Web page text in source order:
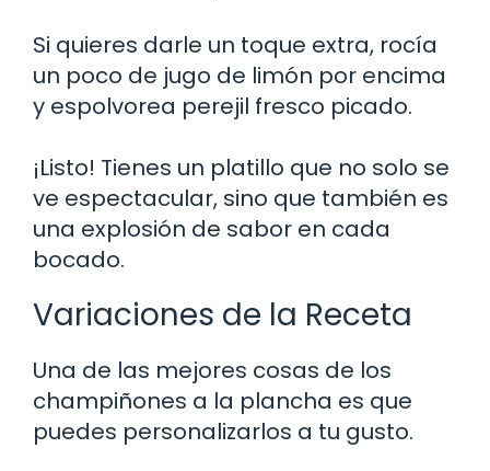
Si quieres darle un toque extra, rocía
un poco de jugo de limón por encima
y espolvorea perejil fresco picado.
¡Listo! Tienes un platillo que no solo se
ve espectacular, sino que también es
una explosión de sabor en cada
bocado.
Variaciones de la Receta
Una de las mejores cosas de los
champiñones a la plancha es que
puedes personalizarlos a tu gusto.